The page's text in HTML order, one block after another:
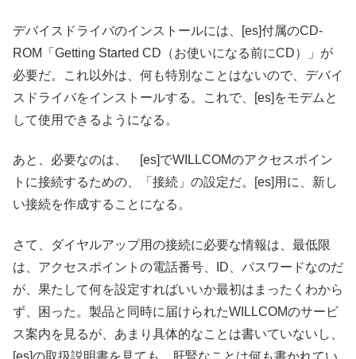
デバイスドライバのインストールには、[es]付属のCD-
ROM「Getting Started CD（お使いになる前にCD）」が
必要だ。これ以外は、何も特別なことはないので、デバイ
スドライバをインストールする。これで、[es]をモデムと
して使用できるようになる。
あと、必要なのは、 [es]でWILLCOMのアクセスポイン
トに接続するための、「接続」の設定だ。[es]用に、新し
い接続を作成することになる。
さて、ダイヤルアップ用の接続に必要な情報は、最低限
は、アクセスポイントの電話番号、ID、パスワードなのだ
が、果たして何を設定すればいいか最初はまったくわから
ず、困った。製品と同時に届けられたWILLCOMのサービ
ス案内を見るが、あまり具体的なことは書いていないし、
[es]の取扱説明書を見ても、肝腎なことは何も書かれてい